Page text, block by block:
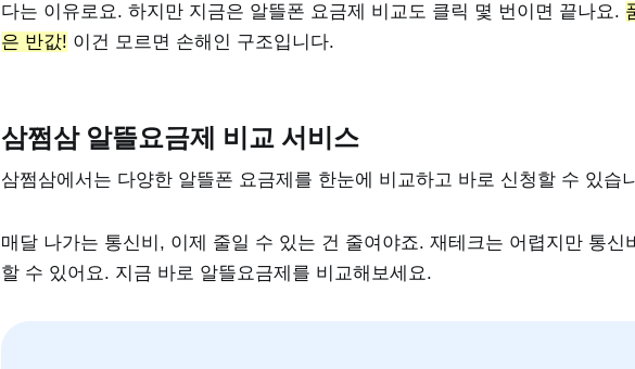
다는 이유로요. 하지만 지금은 알뜰폰 요금제 비교도 클릭 몇 번이면 끝나요.
은 반값! 이건 모르면 손해인 구조입니다.
삼쩜삼 알뜰요금제 비교 서비스
삼쩜삼에서는 다양한 알뜰폰 요금제를 한눈에 비교하고 바로 신청할 수 있습
매달 나가는 통신비, 이제 줄일 수 있는 건 줄여야죠. 재테크는 어렵지만 통신
할 수 있어요. 지금 바로 알뜰요금제를 비교해보세요.